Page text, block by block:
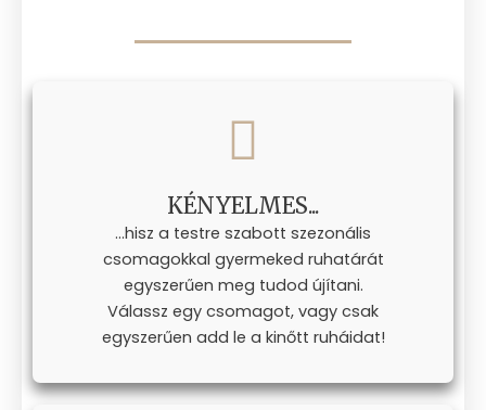
KÉNYELMES...
...hisz a testre szabott szezonális
csomagokkal gyermeked ruhatárát
egyszerűen meg tudod újítani.
Válassz egy csomagot, vagy csak
egyszerűen add le a kinőtt ruháidat!